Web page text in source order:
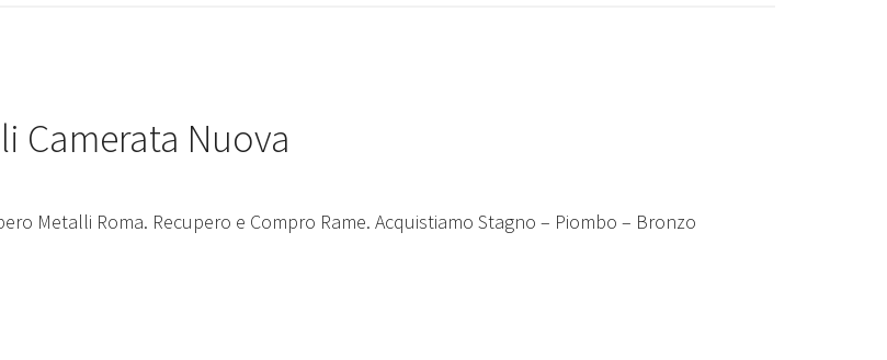
Camerata Nuova
Metalli Roma. Recupero e Compro Rame. Acquistiamo Stagno – Piombo – Bronzo